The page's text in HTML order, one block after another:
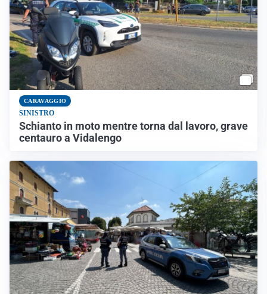
CARAVAGGIO
SINISTRO
Schianto in moto mentre torna dal lavoro, grave
centauro a Vidalengo